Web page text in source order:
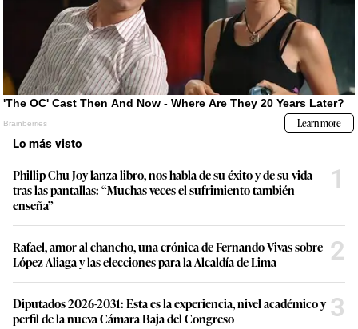
Lo más visto
Phillip Chu Joy lanza libro, nos habla de su éxito y de su vida
tras las pantallas: “Muchas veces el sufrimiento también
enseña”
1
Rafael, amor al chancho, una crónica de Fernando Vivas sobre
López Aliaga y las elecciones para la Alcaldía de Lima
2
Diputados 2026-2031: Esta es la experiencia, nivel académico y
perfil de la nueva Cámara Baja del Congreso
3